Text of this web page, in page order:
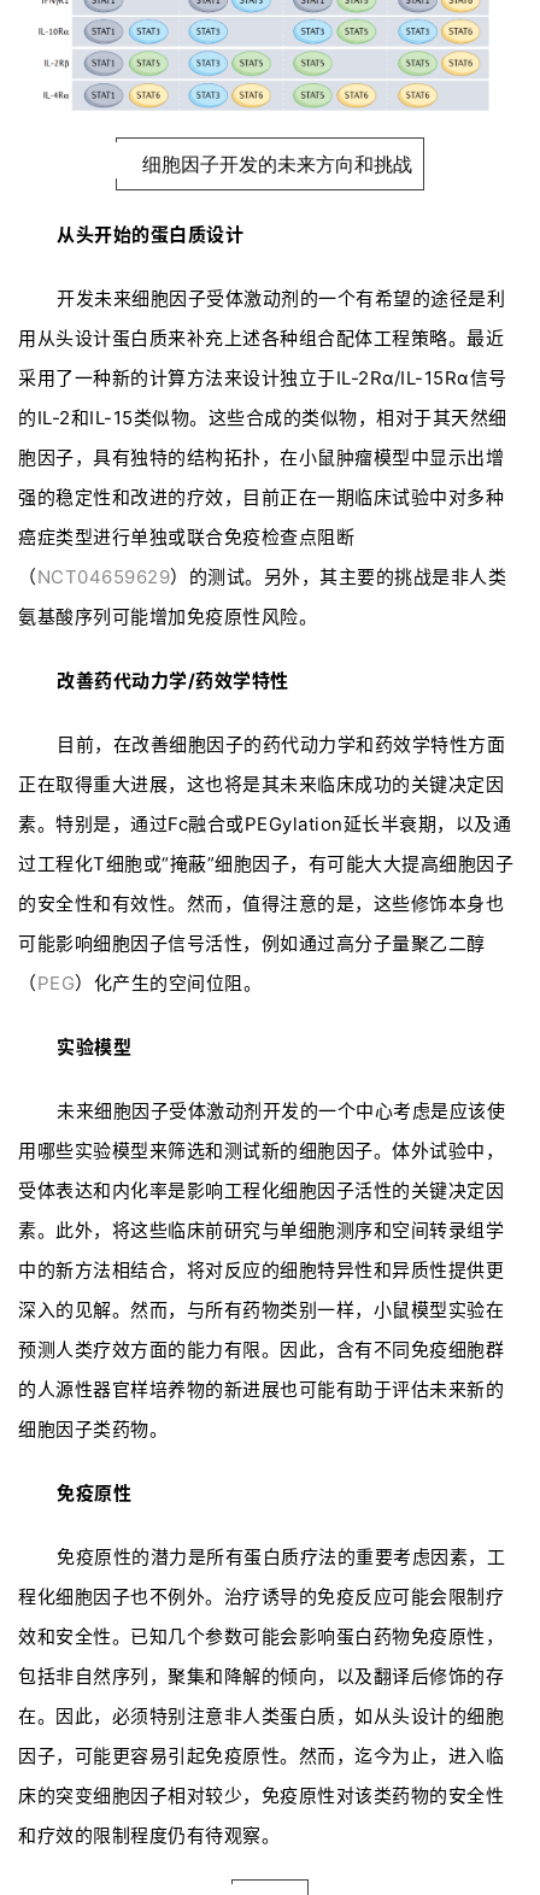
细胞因子开发的未来方向和挑战
从头开始的蛋白质设计
开发未来细胞因子受体激动剂的一个有希望的途径是利
用从头设计蛋白质来补充上述各种组合配体工程策略。最近
采用了一种新的计算方法来设计独立于IL-2Rα/IL-15Rα信号
的IL-2和IL-15类似物。这些合成的类似物，相对于其天然细
胞因子，具有独特的结构拓扑，在小鼠肿瘤模型中显示出增
强的稳定性和改进的疗效，目前正在一期临床试验中对多种
癌症类型进行单独或联合免疫检查点阻断
（NCT04659629）的测试。另外，其主要的挑战是非人类
氨基酸序列可能增加免疫原性风险。
改善药代动力学/药效学特性
目前，在改善细胞因子的药代动力学和药效学特性方面
正在取得重大进展，这也将是其未来临床成功的关键决定因
素。特别是，通过Fc融合或PEGylation延长半衰期，以及通
过工程化T细胞或“掩蔽”细胞因子，有可能大大提高细胞因子
的安全性和有效性。然而，值得注意的是，这些修饰本身也
可能影响细胞因子信号活性，例如通过高分子量聚乙二醇
（PEG）化产生的空间位阻。
实验模型
未来细胞因子受体激动剂开发的一个中心考虑是应该使
用哪些实验模型来筛选和测试新的细胞因子。体外试验中，
受体表达和内化率是影响工程化细胞因子活性的关键决定因
素。此外，将这些临床前研究与单细胞测序和空间转录组学
中的新方法相结合，将对反应的细胞特异性和异质性提供更
深入的见解。然而，与所有药物类别一样，小鼠模型实验在
预测人类疗效方面的能力有限。因此，含有不同免疫细胞群
的人源性器官样培养物的新进展也可能有助于评估未来新的
细胞因子类药物。
免疫原性
免疫原性的潜力是所有蛋白质疗法的重要考虑因素，工
程化细胞因子也不例外。治疗诱导的免疫反应可能会限制疗
效和安全性。已知几个参数可能会影响蛋白药物免疫原性，
包括非自然序列，聚集和降解的倾向，以及翻译后修饰的存
在。因此，必须特别注意非人类蛋白质，如从头设计的细胞
因子，可能更容易引起免疫原性。然而，迄今为止，进入临
床的突变细胞因子相对较少，免疫原性对该类药物的安全性
和疗效的限制程度仍有待观察。